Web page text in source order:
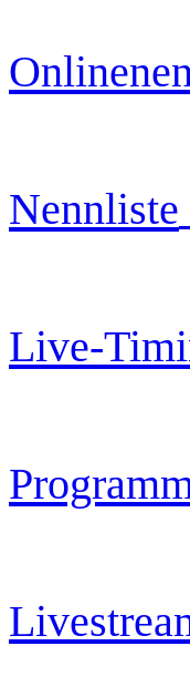
O
Nennliste
Live-